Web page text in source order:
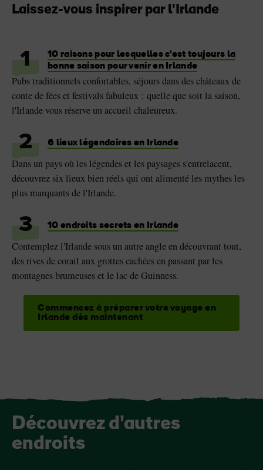
Laissez-vous inspirer par l'Irlande
1
10 raisons pour lesquelles c'est toujours la
bonne saison pour venir en Irlande
Pubs traditionnels confortables, séjours dans des châteaux de
conte de fées et festivals fabuleux : quelle que soit la saison,
l'Irlande vous réserve un accueil chaleureux.
2 6 lieux légendaires en Irlande
Dans un pays où les légendes et les paysages s'entrelacent,
découvrez six lieux bien réels qui ont alimenté les mythes les
plus marquants de l'Irlande.
3 10 endroits secrets en Irlande
Contemplez l'Irlande sous un autre angle en découvrant tout,
des rives de corail aux grottes cachées en passant par les
montagnes brumeuses et le lac de Guinness.
Commencez à préparer votre voyage en
Irlande dès maintenant
Découvrez d'autres
endroits